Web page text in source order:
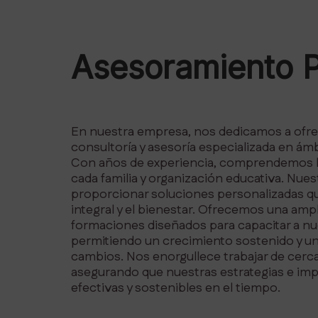
Asesoramiento
En nuestra empresa, nos dedicamos a
consultoría y asesoría especializada en
Con años de experiencia, comprendemos
cada familia y organización educativa.
proporcionar soluciones personalizadas
integral y el bienestar. Ofrecemos una
formaciones diseñados para capacitar a
permitiendo un crecimiento sostenido y
cambios. Nos enorgullece trabajar de
asegurando que nuestras estrategias e
efectivas y sostenibles en el tiempo.